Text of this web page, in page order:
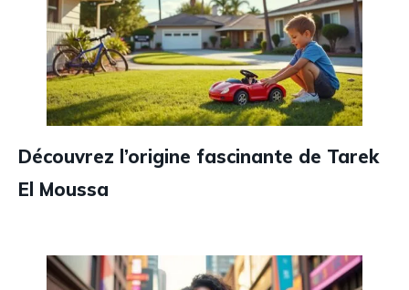
Découvrez l’origine fascinante de Tarek
El Moussa